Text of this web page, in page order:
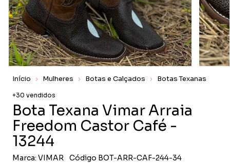
Início Mulheres Botas e Calçados Botas Texanas
+30 vendidos
Bota Texana Vimar Arraia
Freedom Castor Café -
13244
Marca: VIMAR Código BOT-ARR-CAF-244-34